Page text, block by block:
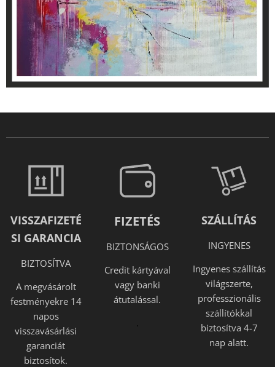
VISSZAFIZETÉ
SI GARANCIA
BIZTOSÍTVA
A megvásárolt
festményekre 14
napos
visszavásárlási
garanciát
biztosítok.
FIZETÉS
BIZTONSÁGOS
Credit kártyával
vagy banki
átutalással.
SZÁLLÍTÁS
INGYENES
Ingyenes szállítás
világszerte,
professzionális
szállítókkal
biztosítva 4-7
nap alatt.